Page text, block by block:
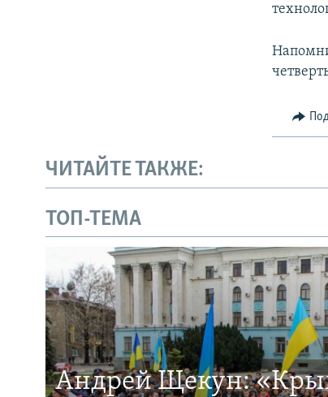
ЧИТАЙТЕ ТАКЖЕ:
ТОП-ТЕМА
Андрей Щекун: